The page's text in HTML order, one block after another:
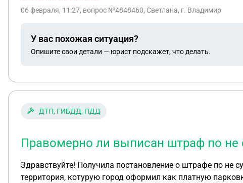
06 февраля, 11:27, вопрос №4848460, Светлана, г. Владимир
У вас похожая ситуация?
Опишите свои детали — юрист подскажет, что делать.
ДТП, ГИБДД, ПДД
Правомерно ли выписан штраф по не
Здравствуйте! Получила постановление о штрафе по не существующему адресу